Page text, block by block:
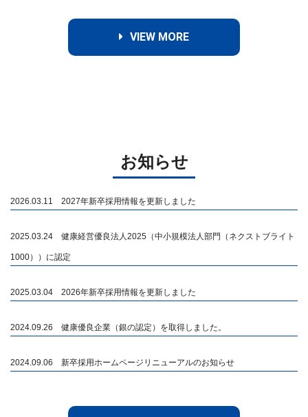
VIEW MORE
お知らせ
2026.03.11 2027年新卒採用情報を更新しました
2025.03.24 健康経営優良法人2025（中小規模法人部門（ネクストブライト
1000））に認定
2025.03.04 2026年新卒採用情報を更新しました
2024.09.26 健康優良企業（銀の認定）を取得しました。
2024.09.06 新卒採用ホームページリニューアルのお知らせ